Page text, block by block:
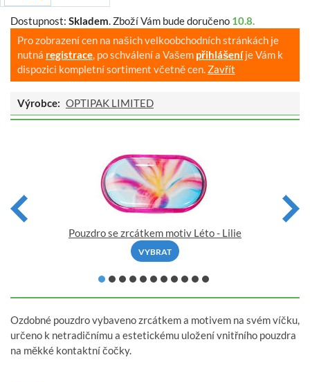
Dostupnost: Skladem. Zboží Vám bude doručeno 10.8.
Pro zobrazení cen na našich velkoobchodních stránkách je
nutná registrace, po schválení a Vašem přihlášeníje Vám k
dispozici kompletní sortiment včetně cen. Zavřít
Výrobce: OPTIPAK LIMITED
Pouzdro se zrcátkem motiv Léto - Lilie
VYBRAT
Ozdobné pouzdro vybaveno zrcátkem a motivem na svém víčku,
určeno k netradičnímu a estetickému uložení vnitřního pouzdra
na měkké kontaktní čočky.